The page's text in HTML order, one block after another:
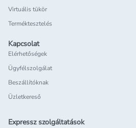
Virtuális tükör
Terméktesztelés
Kapcsolat
Elérhetőségek
Ügyfélszolgálat
Beszállítóknak
Üzletkereső
Expressz szolgáltatások